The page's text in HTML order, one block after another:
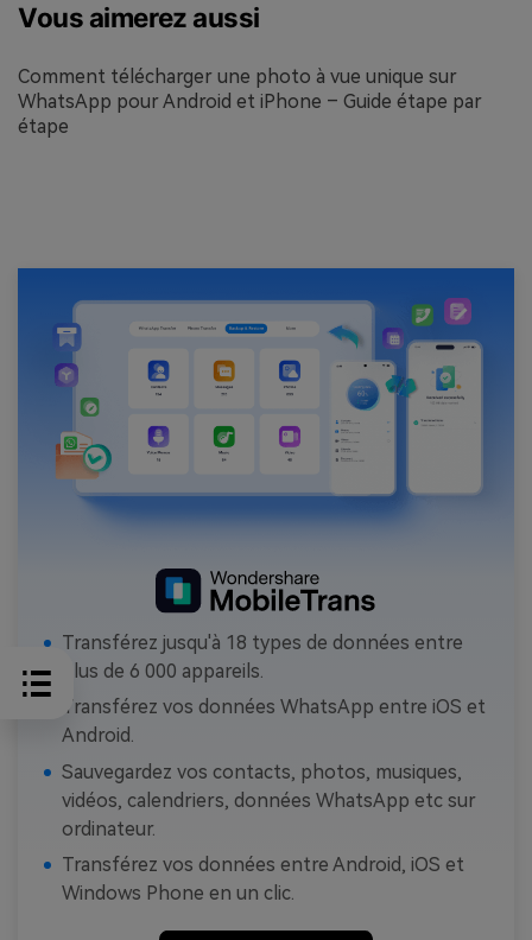
Vous aimerez aussi
Comment télécharger une photo à vue unique sur
WhatsApp pour Android et iPhone – Guide étape par
étape
Transférez jusqu'à 18 types de données entre
plus de 6 000 appareils.
Transférez vos données WhatsApp entre iOS et
Android.
Sauvegardez vos contacts, photos, musiques,
vidéos, calendriers, données WhatsApp etc sur
ordinateur.
Transférez vos données entre Android, iOS et
Windows Phone en un clic.